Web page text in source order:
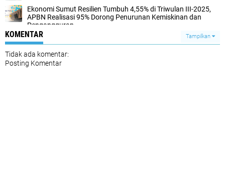
Ekonomi Sumut Resilien Tumbuh 4,55% di Triwulan III-2025,
APBN Realisasi 95% Dorong Penurunan Kemiskinan dan
Pengangguran
KOMENTAR Tampilkan
Tidak ada komentar:
Posting Komentar